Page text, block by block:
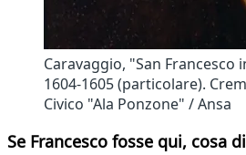
Caravaggio, "San Francesco
1604-1605 (particolare).
Civico "Ala Ponzone" / Ansa
Se Francesco fosse qui, cosa